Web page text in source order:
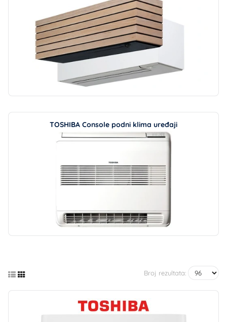
TOSHIBA Console podni klima uređaji
Broj rezultata: